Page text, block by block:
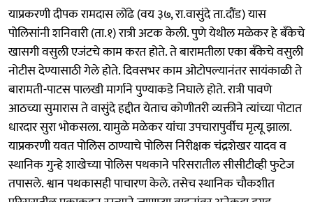
याप्रकरणी दीपक रामदास लोंढे (वय ३७, रा.वासुंदे ता.दौंड) यास
पोलिसांनी शनिवारी (ता.१) रात्री अटक केली. पुणे येथील मळेकर हे बॅंकेचे
खासगी वसुली एजंटचे काम करत होते. ते बारामतीला एका बॅंकेचे वसुली
नोटीस देण्यासाठी गेले होते. दिवसभर काम ओटोपल्यानंतर सायंकाळी ते
बारामती-पाटस पालखी मार्गाने पुण्याकडे निघाले होते. रात्री पावणे
आठच्या सुमारास ते वासुंदे हद्दीत येताच कोणीतरी व्यक्तीने त्यांच्या पोटात
धारदार सुरा भोकसला. यामुळे मळेकर यांचा उपचारापुर्वीच मृत्यू झाला.
याप्रकरणी यवत पोलिस ठाण्याचे पोलिस निरीक्षक चंद्रशेखर यादव व
स्थानिक गुन्हे शाखेच्या पोलिस पथकाने परिसरातील सीसीटीव्ही फुटेज
तपासले. श्वान पथकासही पाचारण केले. तसेच स्थानिक चौकशीत